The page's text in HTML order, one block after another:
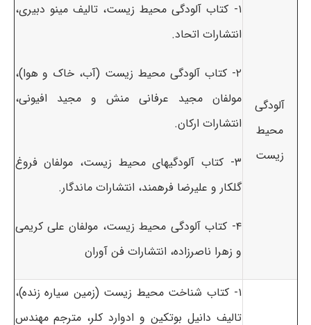
آلودگی
محیط
زیست
۱- کتاب آلودگی محیط زیست، تالیف مینو دبیری،
انتشارات اتحاد.
۲- کتاب آلودگی محیط زیست (آب، خاک و هوا)،
مولفان مجید عرفانی منش و مجید افیونی،
انتشارات ارکان.
۳- کتاب آلودگیهای محیط زیست، مولفان فروغ
گلکار و علیرضا فرهمند، انتشارات ماندگار.
۴- کتاب آلودگی محیط زیست، مولفان علی کریمی
و زهرا ناصرزاده، انتشارات فن آوران
۱- کتاب شناخت محیط زیست (زمین سیاره زنده)،
تالیف دانیل بوتکین و ادوارد کلر، مترجم مهندس